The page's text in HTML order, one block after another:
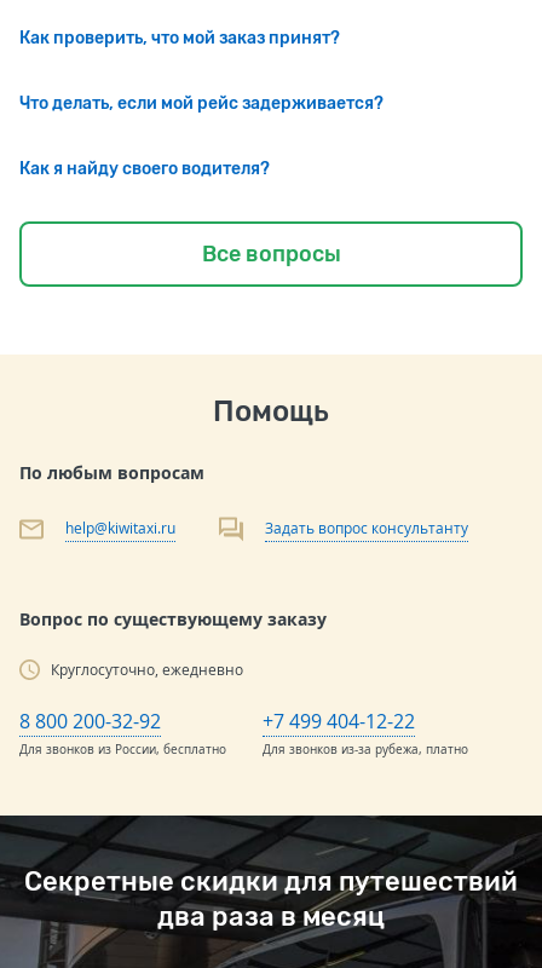
Как проверить, что мой заказ принят?
Что делать, если мой рейс задерживается?
Как я найду своего водителя?
Все вопросы
Помощь
По любым вопросам
help@kiwitaxi.ru Задать вопрос консультанту
Вопрос по существующему заказу
Круглосуточно, ежедневно
8 800 200-32-92
Для звонков из России, бесплатно
+7 499 404-12-22
Для звонков из-за рубежа, платно
Секретные скидки для путешествий
два раза в месяц